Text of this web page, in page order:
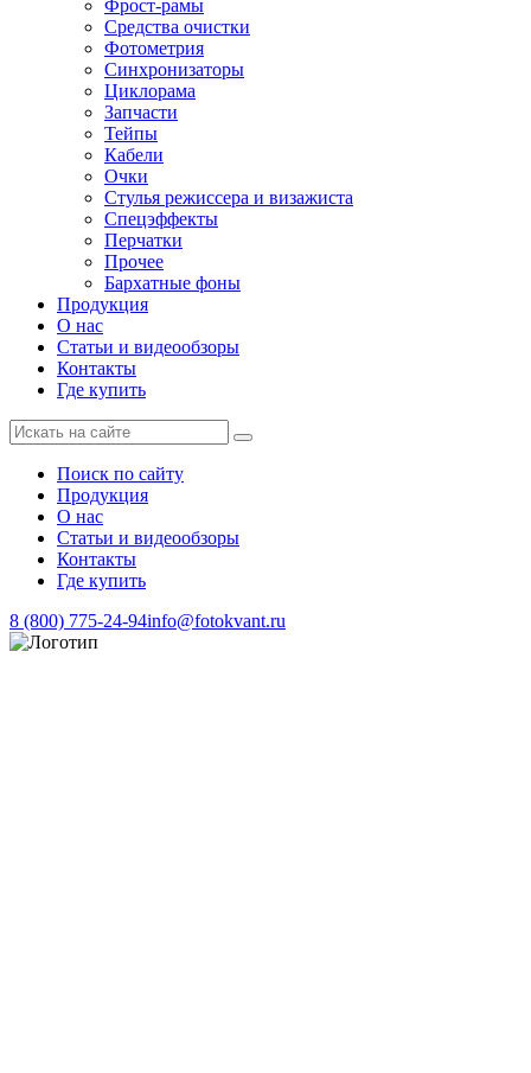
Фрост-рамы
Средства очистки
Фотометрия
Синхронизаторы
Циклорама
Запчасти
Тейпы
Кабели
Очки
Стулья режиссера и визажиста
Спецэффекты
Перчатки
Прочее
Бархатные фоны
Продукция
О нас
Статьи и видеообзоры
Контакты
Где купить
Поиск по сайту
Продукция
О нас
Статьи и видеообзоры
Контакты
Где купить
8 (800) 775-24-94info@fotokvant.ru